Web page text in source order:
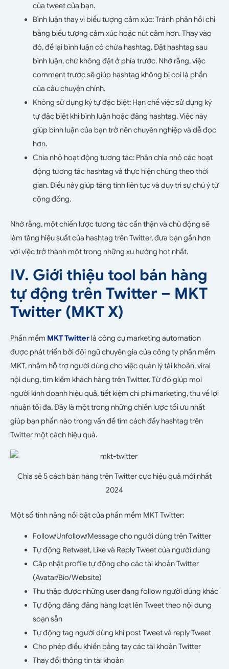
của tweet của bạn.
Bình luận thay vì biểu tượng cảm xúc: Tránh phản hồi chỉ
bằng biểu tượng cảm xúc hoặc nút cảm hơn. Thay vào
đó, để lại bình luận có chứa hashtag. Đặt hashtag sau
bình luận, chứ không đặt ở phía trước. Nhớ rằng, việc
comment trước sẽ giúp hashtag không bị coi là phần
của câu chuyện chính.
Không sử dụng ký tự đặc biệt: Hạn chế việc sử dụng ký
tự đặc biệt khi bình luận hoặc đăng hashtag. Việc này
giúp bình luận của bạn trở nên chuyên nghiệp và dễ đọc
hơn.
Chia nhỏ hoạt động tương tác: Phân chia nhỏ các hoạt
động tương tác hashtag và thực hiện chúng theo thời
gian. Điều này giúp tăng tính liên tục và duy trì sự chú ý từ
cộng đồng.
Nhớ rằng, một chiến lược tương tác cẩn thận và chủ động sẽ
làm tăng hiệu suất của hashtag trên Twitter, đưa bạn gần hơn
với việc trở thành một trong những xu hướng hot nhất.
IV. Giới thiệu tool bán hàng
tự động trên Twitter – MKT
Twitter (MKT X)
Phần mềm MKT Twitter là công cụ marketing automation
được phát triển bởi đội ngũ chuyên gia của công ty phần mềm
MKT, nhằm hỗ trợ người dùng cho việc quản lý tài khoản, viral
nội dung, tìm kiếm khách hàng trên Twitter. Từ đó giúp mọi
người kinh doanh hiệu quả, tiết kiệm chi phí marketing, thu về lợi
nhuận tối đa. Đây là một trong những chiến lược tối ưu nhất
giúp bạn phần nào trong vấn đề tìm cách đẩy hashtag trên
Twitter một cách hiệu quả.
Chia sẻ 5 cách bán hàng trên Twitter cực hiệu quả mới nhất
2024
Một số tính năng nổi bật của phần mềm MKT Twitter:
Follow/Unfollow/Message cho người dùng trên Twitter
Tự động Retweet, Like và Reply Tweet của người dùng
Cập nhật profile tự động cho các tài khoản Twitter
(Avatar/Bio/Website)
Thu thập được những user đang follow người dùng khác
Tự động đăng đăng hàng loạt lên Tweet theo nội dung
soạn sẵn
Tự động tag người dùng khi post Tweet và reply Tweet
Cho phép điều khiển bằng tay các tài khoản Twitter
Thay đổi thông tin tài khoản